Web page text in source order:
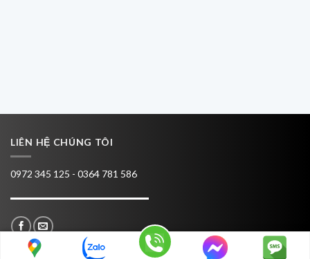
LIÊN HỆ CHÚNG TÔI
0972 345 125 - 0364 781 586